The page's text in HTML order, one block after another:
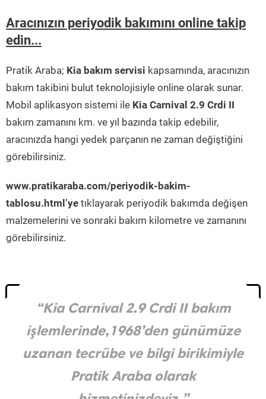
Aracınızın periyodik bakımını online takip
edin...
Pratik Araba; Kia bakım servisi kapsamında, aracınızın
bakım takibini bulut teknolojisiyle online olarak sunar.
Mobil aplikasyon sistemi ile Kia Carnival 2.9 Crdi II
bakım zamanını km. ve yıl bazında takip edebilir,
aracınızda hangi yedek parçanın ne zaman değiştiğini
görebilirsiniz.
www.pratikaraba.com/periyodik-bakim-
tablosu.html’ye tıklayarak periyodik bakımda değişen
malzemelerini ve sonraki bakım kilometre ve zamanını
görebilirsiniz.
“Kia Carnival 2.9 Crdi II bakım
işlemlerinde,1968’den günümüze
uzanan tecrübe ve bilgi birikimiyle
Pratik Araba olarak